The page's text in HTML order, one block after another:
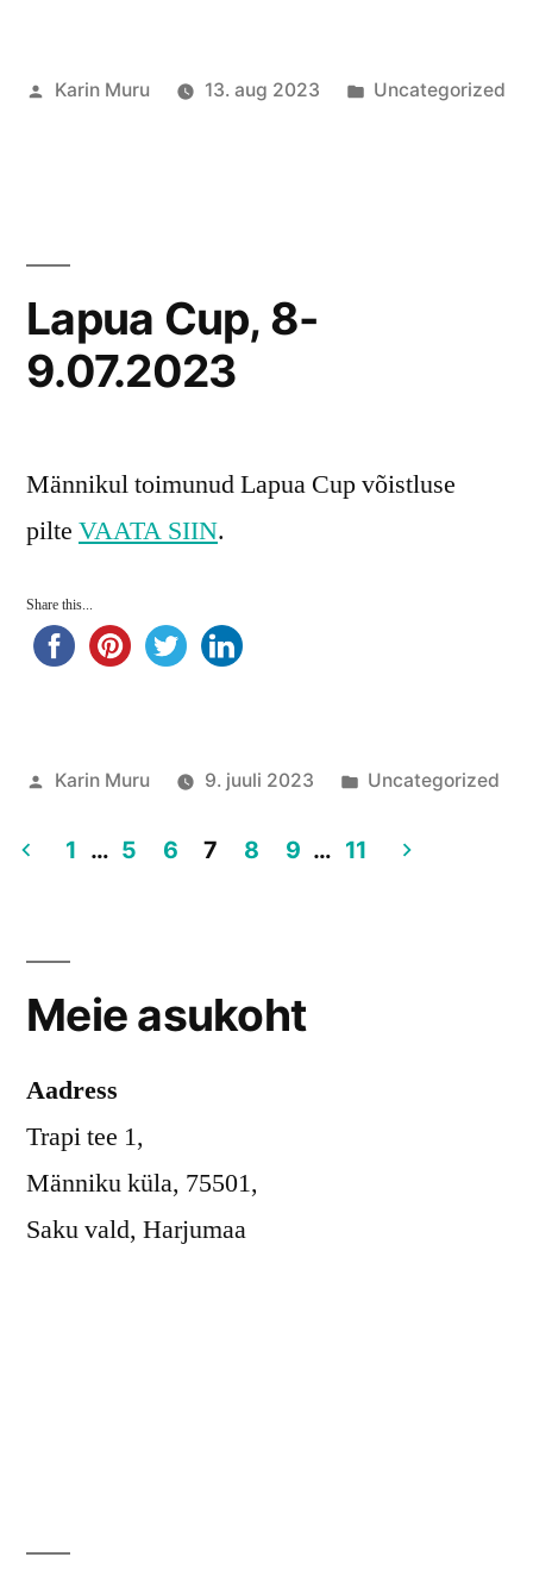
Posted
Karin Muru 13. aug 2023
Posted
Uncategorized
Lapua Cup, 8-
9.07.2023
Männikul toimunud Lapua Cup võistluse
pilte VAATA SIIN.
Share this...
Posted
Karin Muru 9. juuli 2023
Posted
Uncategorized
leheküljendus
1 … 5 6 7 8 9 … 11
Meie asukoht
Aadress
Trapi tee 1,
Männiku küla, 75501,
Saku vald, Harjumaa